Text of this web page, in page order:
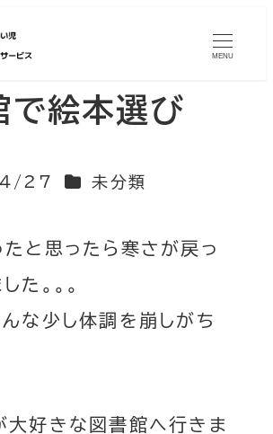
MENU
で絵本選び
27 カテゴリー
未分類
たと思ったら寒さが戻っ
た。。。
な少し体調を崩しがち
大好きな図書館へ行きま